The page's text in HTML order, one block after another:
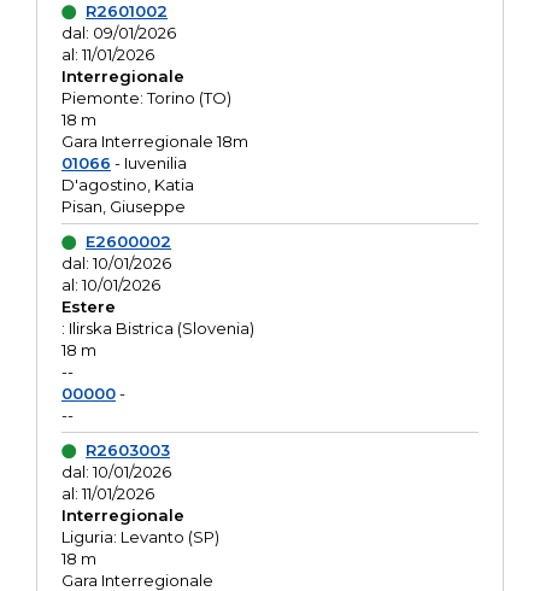
R2601002
dal: 09/01/2026
al: 11/01/2026
Interregionale
Piemonte: Torino (TO)
18 m
Gara Interregionale 18m
01066 - Iuvenilia
D'agostino, Katia
Pisan, Giuseppe
E2600002
dal: 10/01/2026
al: 10/01/2026
Estere
: Ilirska Bistrica (Slovenia)
18 m
--
00000-
--
R2603003
dal: 10/01/2026
al: 11/01/2026
Interregionale
Liguria: Levanto (SP)
18 m
Gara Interregionale